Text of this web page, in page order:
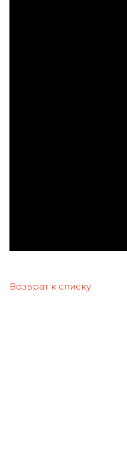
Возврат к списку